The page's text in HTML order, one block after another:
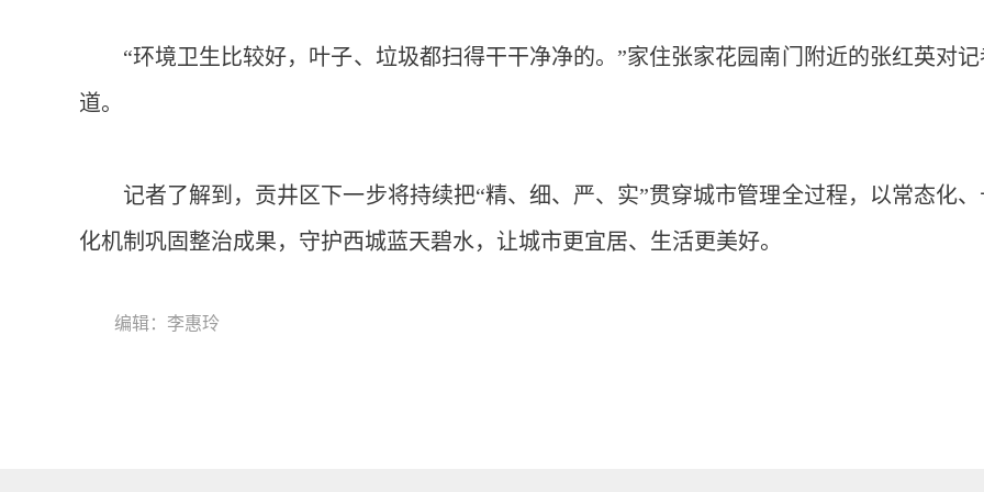
“环境卫生比较好，叶子、垃圾都扫得干干净净的。”家住张家花园南门附近的张红英对
道。
记者了解到，贡井区下一步将持续把“精、细、严、实”贯穿城市管理全过程，以常态化
化机制巩固整治成果，守护西城蓝天碧水，让城市更宜居、生活更美好。
编辑：李惠玲